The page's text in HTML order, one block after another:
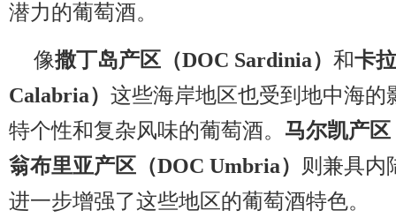
潜力的葡萄酒。
像撒丁岛产区（DOC Sardinia） 和卡
Calabria） 这些海岸地区也受到地中海的
特个性和复杂风味的葡萄酒。 马尔凯产
翁布里亚产区（DOC Umbria） 则兼具内
进一步增强了这些地区的葡萄酒特色。